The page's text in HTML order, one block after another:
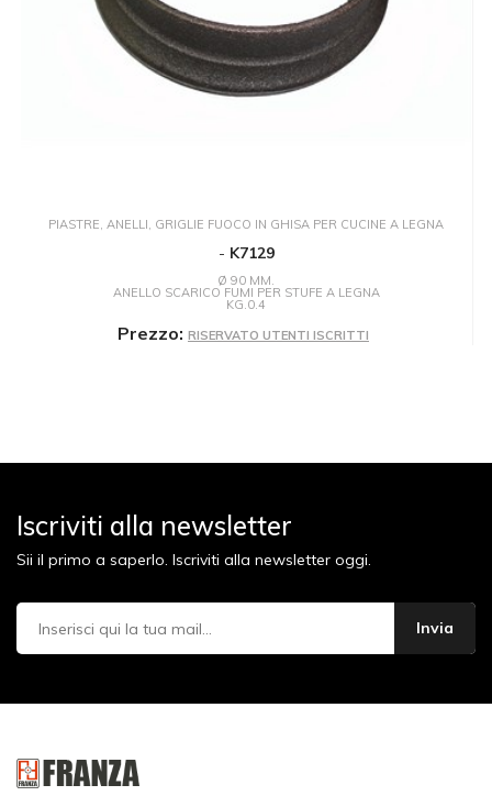
PIASTRE, ANELLI, GRIGLIE FUOCO IN GHISA PER CUCINE A LEGNA
- K7129
Ø 90 MM.
ANELLO SCARICO FUMI PER STUFE A LEGNA
KG.0.4
Prezzo: RISERVATO UTENTI ISCRITTI
Iscriviti alla newsletter
Sii il primo a saperlo. Iscriviti alla newsletter oggi.